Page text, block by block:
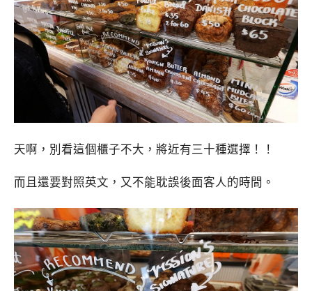
天啊，別看這個櫃子不大，將近有三十種選擇！！
而且還要對照英文，又不能耽誤後面客人的時間。